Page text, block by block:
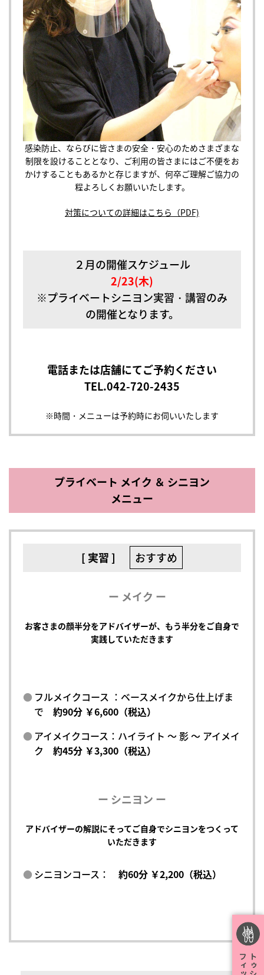
感染防止、ならびに皆さまの安全・安心のためさまざまな
制限を設けることとなり、ご利用の皆さまにはご不便をお
かけすることもあるかと存じますが、何卒ご理解ご協力の
程よろしくお願いいたします。
対策についての詳細はこちら（PDF)
２月の開催スケジュール
2/23(木)
※プライベートシニヨン実習・講習のみ
の開催となります。
電話または店舗にてご予約ください
TEL.042-720-2435
※時間・メニューは予約時にお伺いいたします
プライベート メイク ＆ シニヨン
メニュー
[ 実習 ] おすすめ
ー メイク ー
お客さまの顔半分をアドバイザーが、もう半分をご自身で
実践していただきます
フルメイクコース ：ベースメイクから仕上げま
で約90分 ￥6,600（税込）
アイメイクコース：ハイライト ～ 影 ～ アイメイ
ク約45分 ￥3,300（税込）
ー シニヨン ー
アドバイザーの解説にそってご自身でシニヨンをつくって
いただきます
シニヨンコース：約60分 ￥2,200（税込）